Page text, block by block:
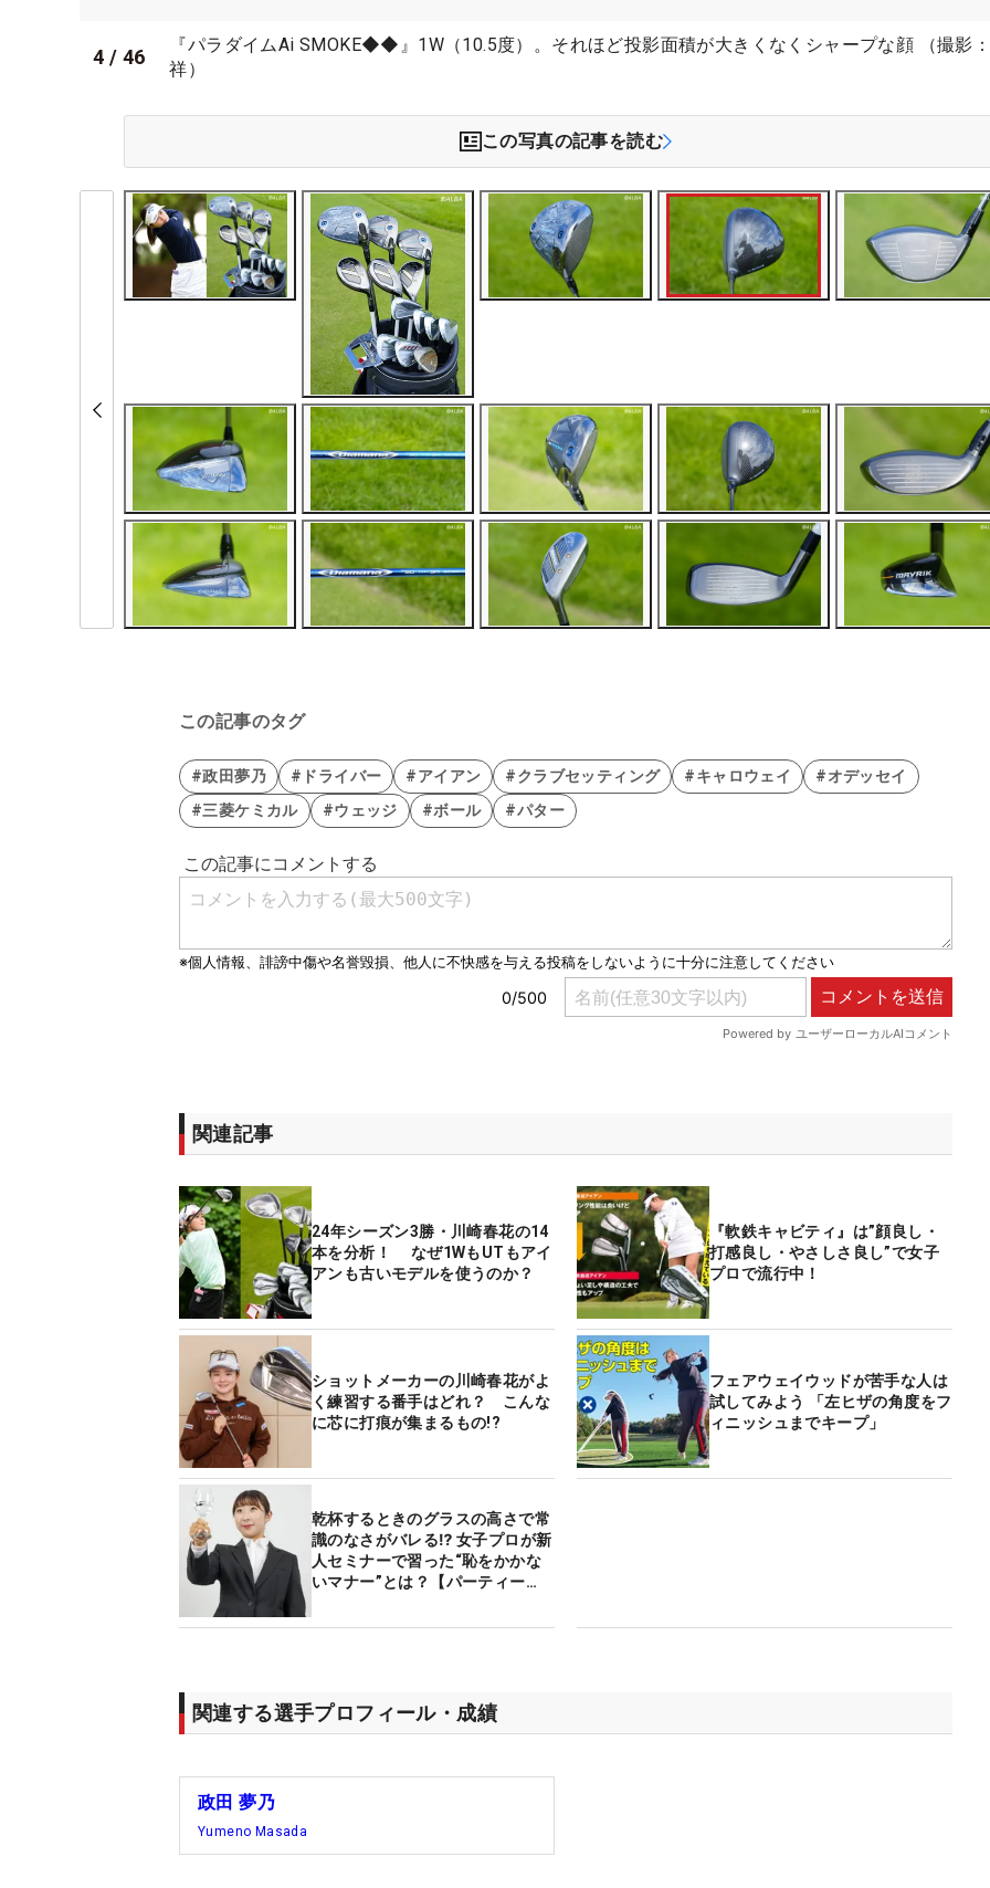
4 / 46
『パラダイムAi SMOKE◆◆』1W（10.5度）。それほど投影面積が大きくなくシャープな顔 （撮影
祥）
この写真の記事を読む
この記事のタグ
#政田夢乃 #ドライバー #アイアン #クラブセッティング #キャロウェイ
#オデッセイ
#三菱ケミカル
#ウェッジ #ボール #パター
関連記事
24年シーズン3勝・川崎春花の14
本を分析！ なぜ1WもUTもアイ
アンも古いモデルを使うのか？
『軟鉄キャビティ』は”顔良し・
打感良し・やさしさ良し”で女子
プロで流行中！
ショットメーカーの川崎春花がよ
く練習する番手はどれ？ こんな
に芯に打痕が集まるもの!?
フェアウェイウッドが苦手な人は
試してみよう 「左ヒザの角度をフ
ィニッシュまでキープ」
乾杯するときのグラスの高さで常
識のなさがバレる⁉ 女子プロが新
人セミナーで習った“恥をかかな
いマナー”とは？【パーティー
関連する選手プロフィール・成績
政田 夢乃
Yumeno Masada